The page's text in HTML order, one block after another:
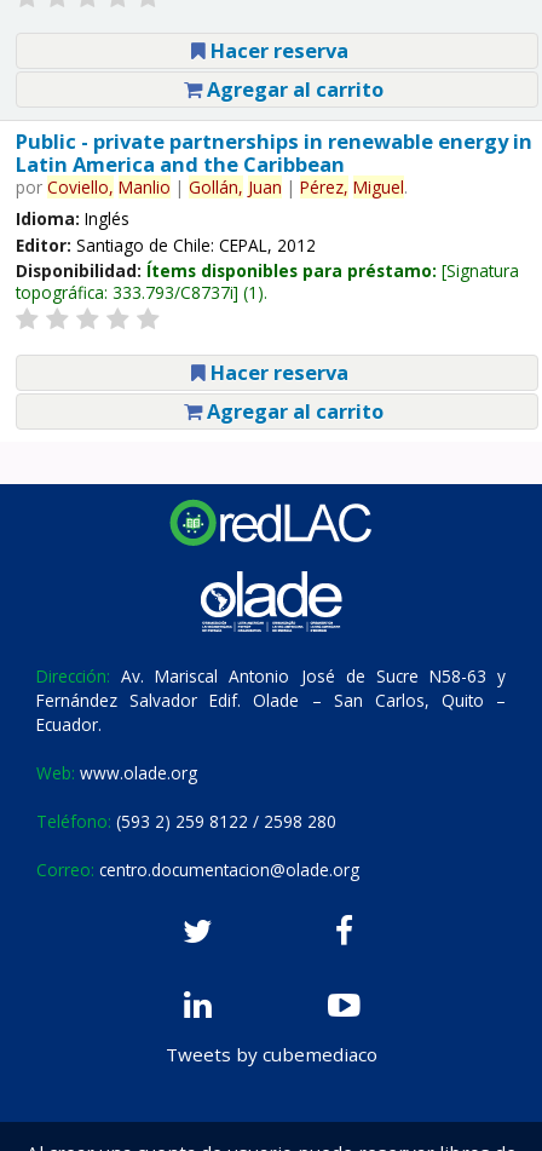
Hacer reserva
Agregar al carrito
Public - private partnerships in renewable energy in
Latin America and the Caribbean
por Coviello, Manlio | Gollán, Juan | Pérez, Miguel.
Idioma: Inglés
Editor: Santiago de Chile: CEPAL, 2012
Disponibilidad: Ítems disponibles para préstamo: Signatura
topográfica: 333.793/C8737i (1).
Hacer reserva
Agregar al carrito
Dirección: Av. Mariscal Antonio José de Sucre N58-63 y
Fernández Salvador Edif. Olade – San Carlos, Quito –
Ecuador.
Web: www.olade.org
Teléfono: (593 2) 259 8122 / 2598 280
Correo: centro.documentacion@olade.org
Tweets by cubemediaco